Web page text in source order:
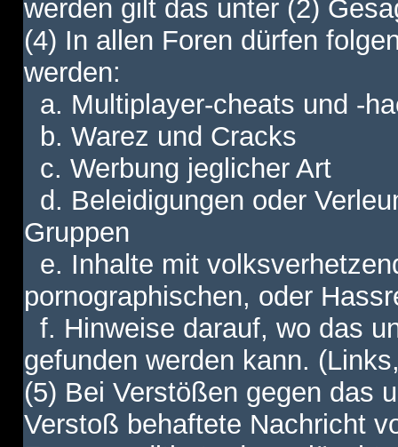
werden gilt das unter (2)
(4) In allen Foren dürfen
werden:
a. Multiplayer-cheats und -
b. Warez und Cracks
c. Werbung jeglicher Art
d. Beleidigungen oder
Gruppen
e. Inhalte mit
pornographischen, oder
f. Hinweise darauf, wo das
gefunden werden kann.
(5) Bei Verstößen gegen das
Verstoß behaftete Nachricht